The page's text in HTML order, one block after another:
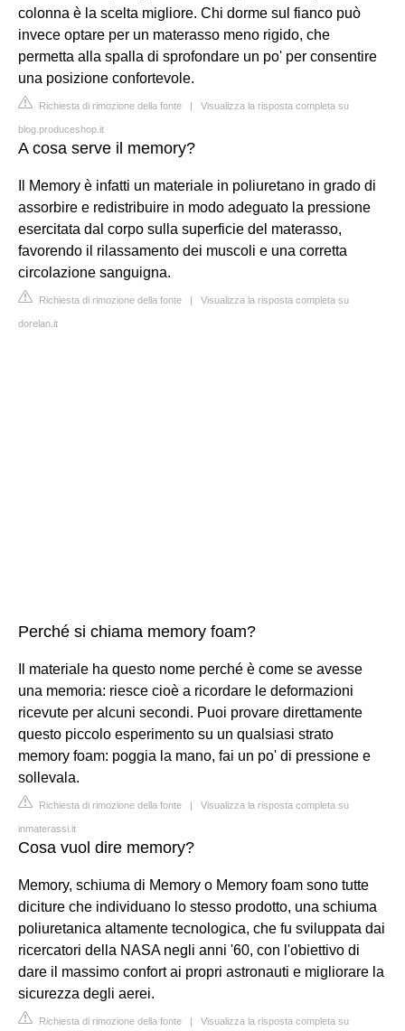
colonna è la scelta migliore. Chi dorme sul fianco può
invece optare per un materasso meno rigido, che
permetta alla spalla di sprofondare un po' per consentire
una posizione confortevole.
Richiesta di rimozione della fonte | Visualizza la risposta completa su
blog.produceshop.it
A cosa serve il memory?
Il Memory è infatti un materiale in poliuretano in grado di
assorbire e redistribuire in modo adeguato la pressione
esercitata dal corpo sulla superficie del materasso,
favorendo il rilassamento dei muscoli e una corretta
circolazione sanguigna.
Richiesta di rimozione della fonte | Visualizza la risposta completa su
dorelan.it
Perché si chiama memory foam?
Il materiale ha questo nome perché è come se avesse
una memoria: riesce cioè a ricordare le deformazioni
ricevute per alcuni secondi. Puoi provare direttamente
questo piccolo esperimento su un qualsiasi strato
memory foam: poggia la mano, fai un po' di pressione e
sollevala.
Richiesta di rimozione della fonte | Visualizza la risposta completa su
inmaterassi.it
Cosa vuol dire memory?
Memory, schiuma di Memory o Memory foam sono tutte
diciture che individuano lo stesso prodotto, una schiuma
poliuretanica altamente tecnologica, che fu sviluppata dai
ricercatori della NASA negli anni '60, con l'obiettivo di
dare il massimo confort ai propri astronauti e migliorare la
sicurezza degli aerei.
Richiesta di rimozione della fonte | Visualizza la risposta completa su